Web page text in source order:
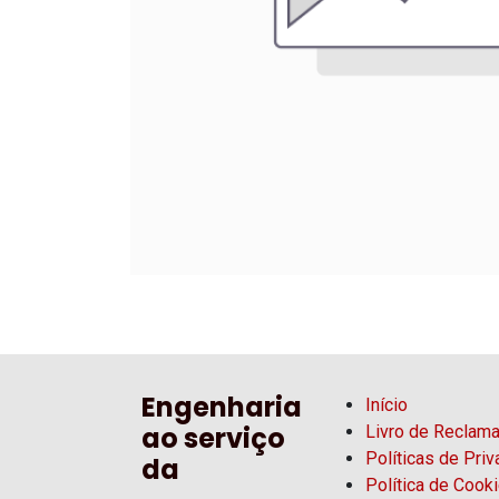
Engenharia
ao serviço
da
Início
Livro de
Políticas de
Política de